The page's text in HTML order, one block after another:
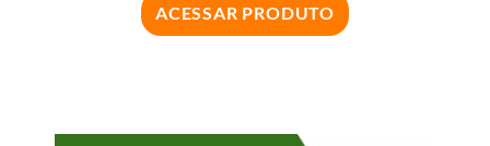
ACESSAR PRODUTO